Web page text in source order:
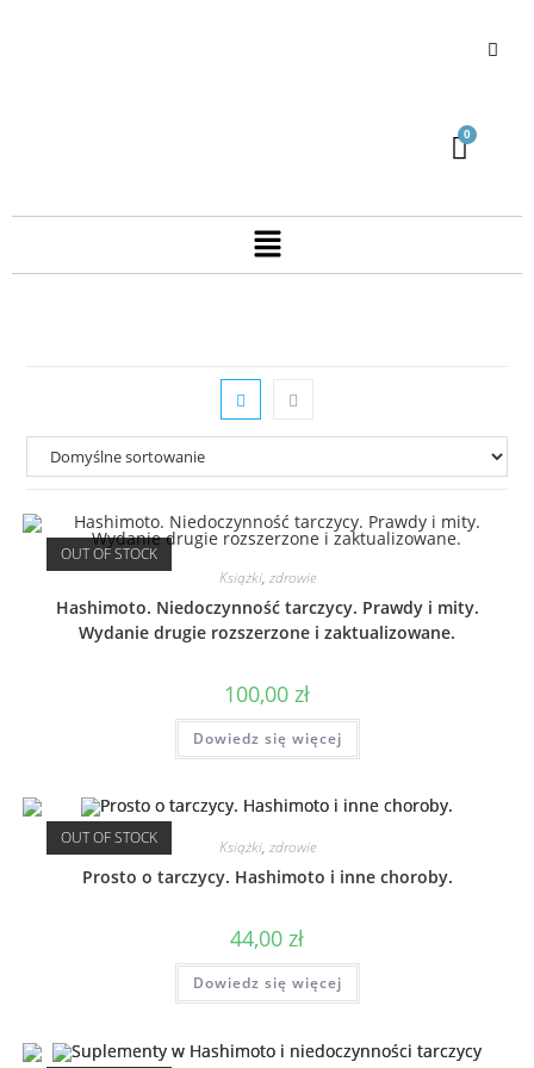
OUT OF STOCK
Książki, zdrowie
Hashimoto. Niedoczynność tarczycy. Prawdy i mity.
Wydanie drugie rozszerzone i zaktualizowane.
100,00 zł
Dowiedz się więcej
OUT OF STOCK Książki, zdrowie
Prosto o tarczycy. Hashimoto i inne choroby.
44,00 zł
Dowiedz się więcej